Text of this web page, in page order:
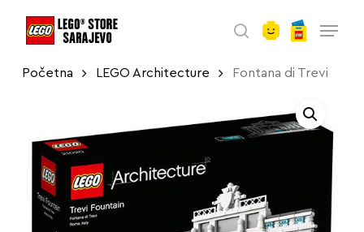
search
Početna LEGO Architecture Fontana di Trevi